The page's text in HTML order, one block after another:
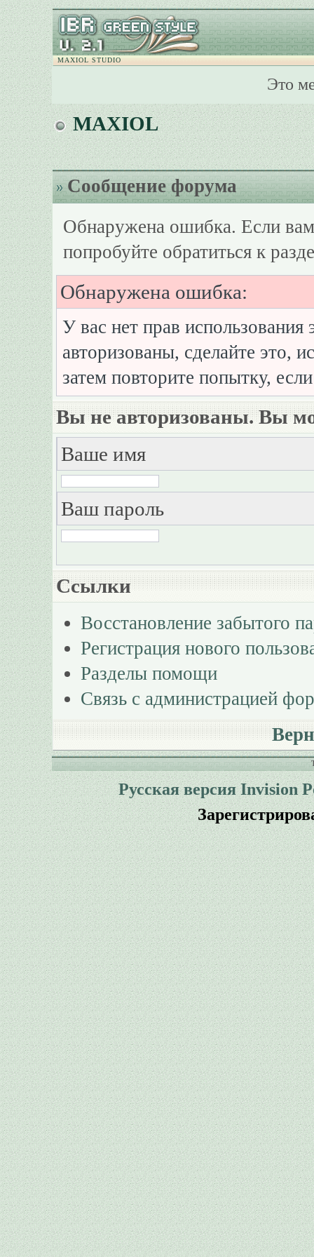
MAXIOL STUDIO
Это
MAXIOL
Сообщение форума
Обнаружена ошибка. Если
попробуйте обратиться к
Обнаружена ошибка:
У вас нет прав
авторизованы, сделайте это,
затем повторите попытку,
Вы не авторизованы. Вы
Ваше имя
Ваш пароль
Ссылки
Восстановление забытого
Регистрация нового
Разделы помощи
Связь с администрацией
Русская версия Invision